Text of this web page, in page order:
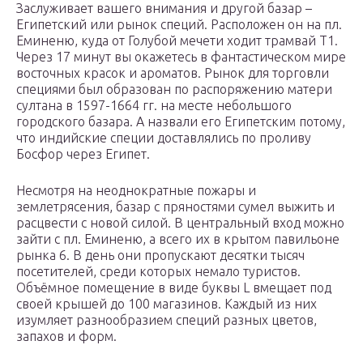
Заслуживает вашего внимания и другой базар –
Египетский или рынок специй. Расположен он на пл.
Еминеню, куда от Голубой мечети ходит трамвай T1.
Через 17 минут вы окажетесь в фантастическом мире
восточных красок и ароматов. Рынок для торговли
специями был образован по распоряжению матери
султана в 1597-1664 гг. на месте небольшого
городского базара. А назвали его Египетским потому,
что индийские специи доставлялись по проливу
Босфор через Египет.
Несмотря на неоднократные пожары и
землетрясения, базар с пряностями сумел выжить и
расцвести с новой силой. В центральный вход можно
зайти с пл. Еминеню, а всего их в крытом павильоне
рынка 6. В день они пропускают десятки тысяч
посетителей, среди которых немало туристов.
Объёмное помещение в виде буквы L вмещает под
своей крышей до 100 магазинов. Каждый из них
изумляет разнообразием специй разных цветов,
запахов и форм.